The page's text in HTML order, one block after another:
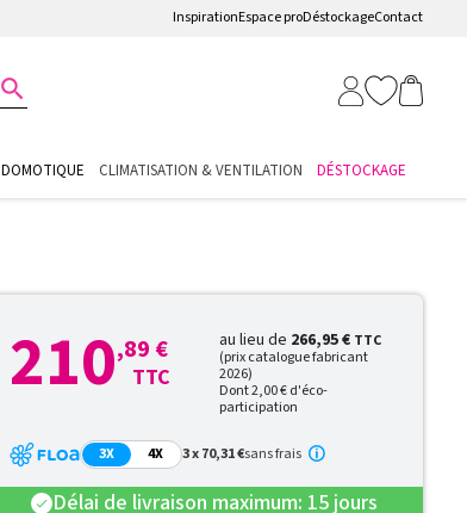
InspirationEspace proDéstockageContact

DOMOTIQUE CLIMATISATION & VENTILATION DÉSTOCKAGE
210,89 €
TTC
au lieu de 266,95 € TTC
(prix catalogue fabricant
2026)
Dont 2,00 € d'éco-
participation
3X 4X 3 x 70,31 €sans frais
check Délai de livraison maximum: 15 jours